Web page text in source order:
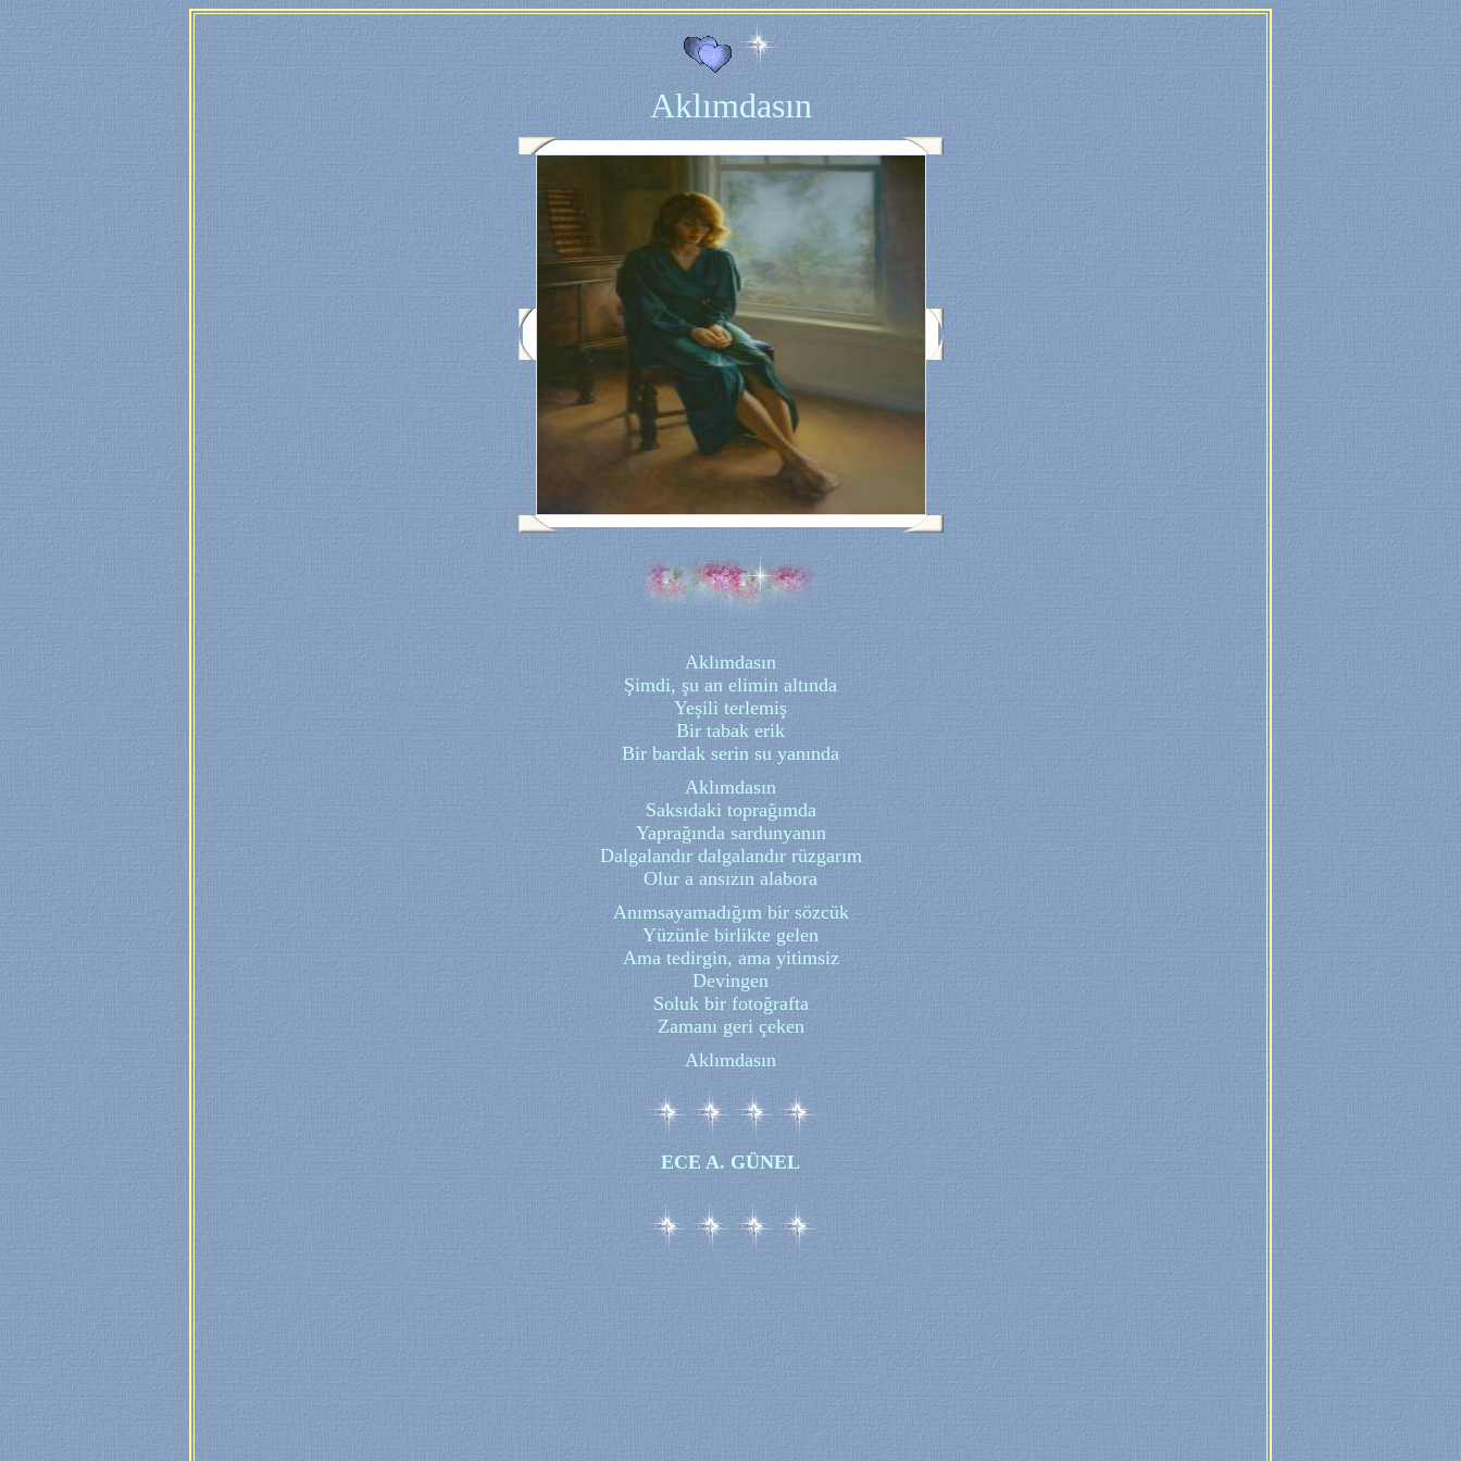
Aklımdasın
Aklımdasın
Şimdi, şu an elimin altında
Yeşili terlemiş
Bir tabak erik
Bir bardak serin su yanında
Aklımdasın
Saksıdaki toprağımda
Yaprağında sardunyanın
Dalgalandır dalgalandır rüzgarım
Olur a ansızın alabora
Anımsayamadığım bir sözcük
Yüzünle birlikte gelen
Ama tedirgin, ama yitimsiz
Devingen
Soluk bir fotoğrafta
Zamanı geri çeken
Aklımdasın
ECE A. GÜNEL